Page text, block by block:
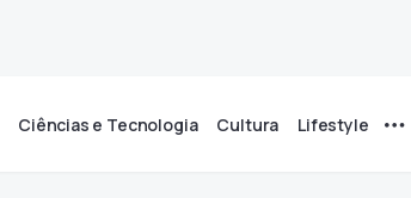
Ciências e Tecnologia Cultura Lifestyle